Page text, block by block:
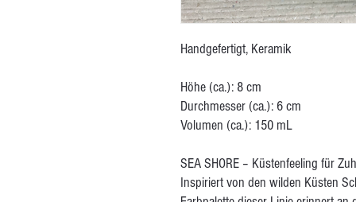
Handgefertigt, Keramik
Höhe (ca.): 8 cm
Durchmesser (ca.): 6 cm
Volumen (ca.): 150 mL
SEA SHORE – Küstenfeeling für
Inspiriert von den wilden Küsten